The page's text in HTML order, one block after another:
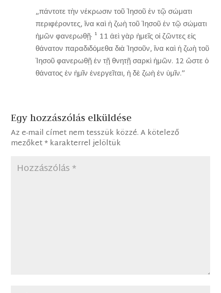
„πάντοτε τὴν νέκρωσιν τοῦ Ἰησοῦ ἐν τῷ σώματι
περιφέροντες, ἵνα καὶ ἡ ζωὴ τοῦ Ἰησοῦ ἐν τῷ σώματι
ἡμῶν φανερωθῇ· ¹ 11 ἀεὶ γὰρ ἡμεῖς οἱ ζῶντες εἰς
θάνατον παραδιδόμεθα διὰ Ἰησοῦν, ἵνα καὶ ἡ ζωὴ τοῦ
Ἰησοῦ φανερωθῇ ἐν τῇ θνητῇ σαρκὶ ἡμῶν. 12 ὥστε ὁ
θάνατος ἐν ἡμῖν ἐνεργεῖται, ἡ δὲ ζωὴ ἐν ὑμῖν.”
Egy hozzászólás elküldése
Az e-mail címet nem tesszük közzé. A kötelező
mezőket*karakterrel jelöltük